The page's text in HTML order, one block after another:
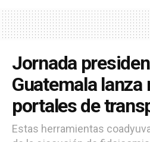
Jornada
Guatemala lanza
portales de
Estas herramientas